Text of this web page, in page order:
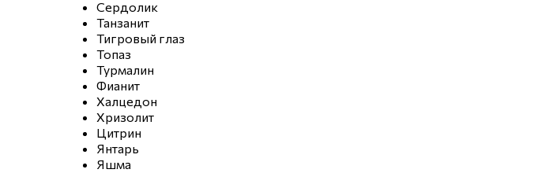
Сердолик
Танзанит
Тигровый глаз
Топаз
Турмалин
Фианит
Халцедон
Хризолит
Цитрин
Янтарь
Яшма